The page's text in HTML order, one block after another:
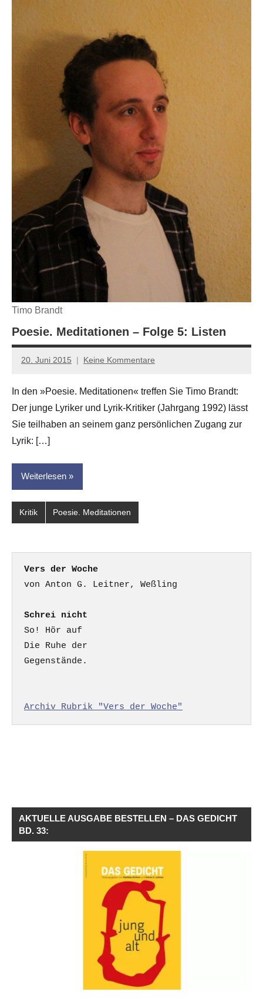
Timo Brandt
Poesie. Meditationen – Folge 5: Listen
20. Juni 2015
Anton
Leitner
Keine Kommentare
In den »Poesie. Meditationen« treffen Sie Timo Brandt:
Der junge Lyriker und Lyrik-Kritiker (Jahrgang 1992) lässt
Sie teilhaben an seinem ganz persönlichen Zugang zur
Lyrik: […]
Weiterlesen
Kritik Poesie. Meditationen
Vers der Woche
Schrei nicht
So! Hör auf
Die Ruhe der
Gegenstände.
Archiv Rubrik "Vers der Woche"
AKTUELLE AUSGABE BESTELLEN – DAS GEDICHT
BD. 33: